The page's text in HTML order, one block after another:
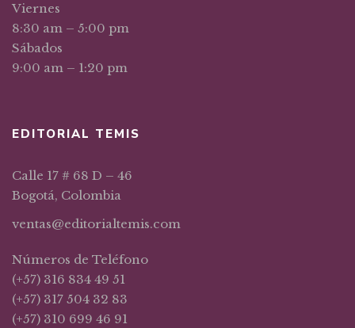
Viernes
8:30 am – 5:00 pm
Sábados
9:00 am – 1:20 pm
EDITORIAL TEMIS
Calle 17 # 68 D – 46
Bogotá, Colombia
ventas@editorialtemis.com
Números de Teléfono
(+57) 316 834 49 51
(+57) 317 504 32 83
(+57) 310 699 46 91